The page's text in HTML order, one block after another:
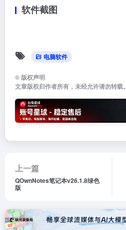
软件截图
电脑软件
©版权声明
文章版权归作者所有，未经允许请勿转载。
上一篇
QOwnNotes笔记本v26.1.8绿色
版